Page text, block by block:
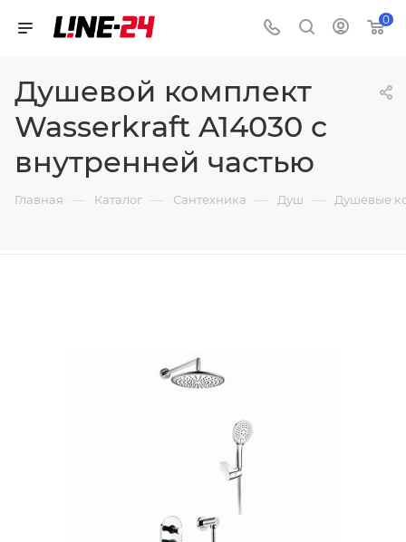
0
Душевой комплект
Wasserkraft A14030 c
внутренней частью
Главная — Каталог — Сантехника — Душ — Душевые